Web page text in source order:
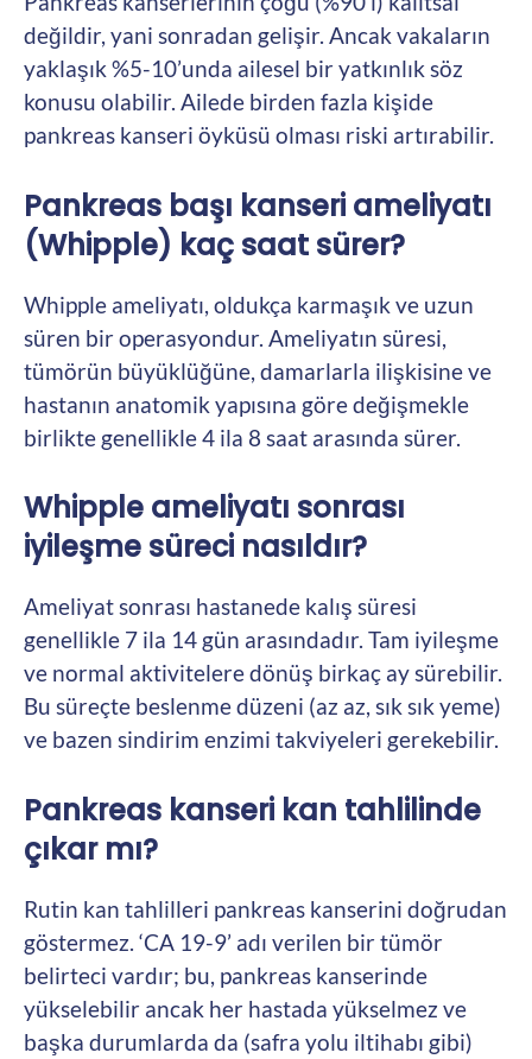
değildir, yani sonradan gelişir. Ancak vakaların
yaklaşık %5-10’unda ailesel bir yatkınlık söz
konusu olabilir. Ailede birden fazla kişide
pankreas kanseri öyküsü olması riski artırabilir.
Pankreas başı kanseri ameliyatı
(Whipple) kaç saat sürer?
Whipple ameliyatı, oldukça karmaşık ve uzun
süren bir operasyondur. Ameliyatın süresi,
tümörün büyüklüğüne, damarlarla ilişkisine ve
hastanın anatomik yapısına göre değişmekle
birlikte genellikle 4 ila 8 saat arasında sürer.
Whipple ameliyatı sonrası
iyileşme süreci nasıldır?
Ameliyat sonrası hastanede kalış süresi
genellikle 7 ila 14 gün arasındadır. Tam iyileşme
ve normal aktivitelere dönüş birkaç ay sürebilir.
Bu süreçte beslenme düzeni (az az, sık sık yeme)
ve bazen sindirim enzimi takviyeleri gerekebilir.
Pankreas kanseri kan tahlilinde
çıkar mı?
Rutin kan tahlilleri pankreas kanserini doğrudan
göstermez. ‘CA 19-9’ adı verilen bir tümör
belirteci vardır; bu, pankreas kanserinde
yükselebilir ancak her hastada yükselmez ve
başka durumlarda da (safra yolu iltihabı gibi)